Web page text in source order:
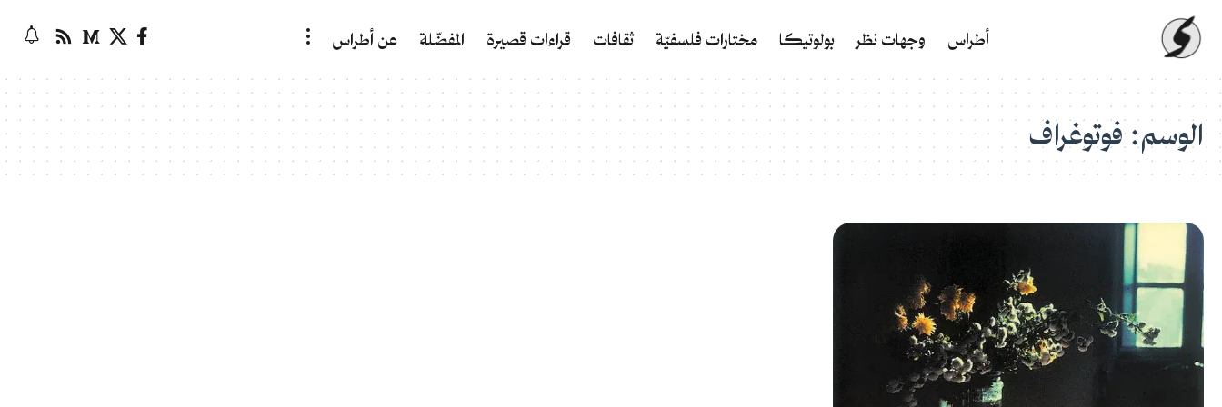
أطراس وجهات نظر بولوتيكا مختارات فلسفيّة ثقافات قراءات قصيرة المفضّلة عن أطراس
الوسم:فوتوغراف